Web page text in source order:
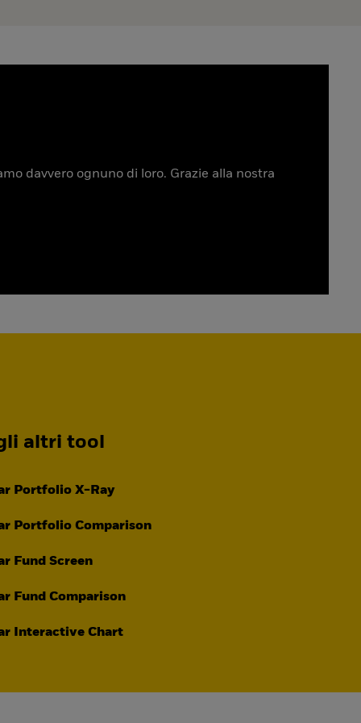
davvero ognuno di loro. Grazie alla nostra
altri tool
Portfolio X-Ray
Portfolio Comparison
Fund Screen
Fund Comparison
Interactive Chart